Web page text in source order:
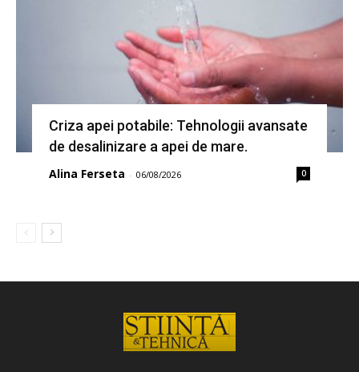
Criza apei potabile: Tehnologii avansate
de desalinizare a apei de mare.
Alina Ferseta - 06/08/2026 0